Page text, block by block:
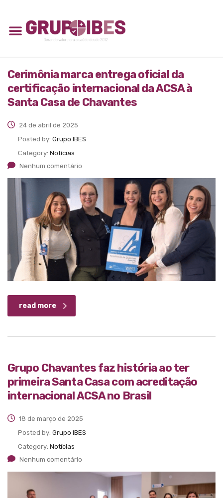
Cerimônia marca entrega oficial da
certificação internacional da ACSA à
Santa Casa de Chavantes
24 de abril de 2025
Posted by: Grupo IBES
Category: Notícias
Nenhum comentário
read more
Grupo Chavantes faz história ao ter
primeira Santa Casa com acreditação
internacional ACSA no Brasil
18 de março de 2025
Posted by: Grupo IBES
Category: Notícias
Nenhum comentário